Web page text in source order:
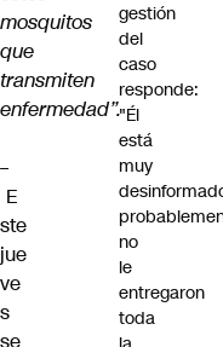
mosquitos
que
transmiten
enfermedad”.
–
E
ste
jue
ve
s
se
gestión
del
caso
responde:
"Él
está
muy
no
le
entregaron
toda